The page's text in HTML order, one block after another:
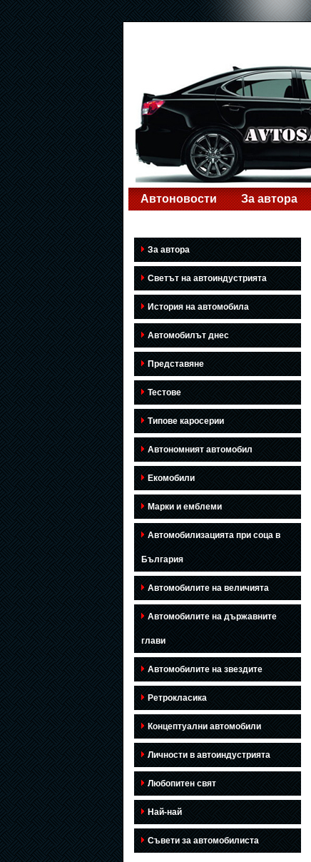
Автоновости За автора
За автора
Светът на автоиндустрията
История на автомобила
Автомобилът днес
Представяне
Тестове
Типове каросерии
Автономният автомобил
Екомобили
Марки и емблеми
Автомобилизацията при соца в
България
Автомобилите на величията
Автомобилите на държавните
глави
Автомобилите на звездите
Ретрокласика
Концептуални автомобили
Личности в автоиндустрията
Любопитен свят
Най-най
Съвети за автомобилиста